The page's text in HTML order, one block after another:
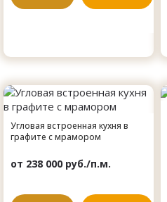
Угловая встроенная кухня в
графите с мрамором
от 238 000 руб./п.м.